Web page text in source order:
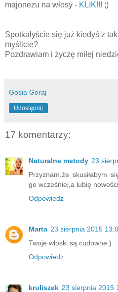
majonezu na włosy - KLIK!!! ;)
Spotkałyście się już kiedyś z
myślicie?
Pozdrawiam i życzę miłej
Gosia Goraj
Udostępnij
17 komentarzy:
Naturalne metody 23
Przyznam,że skusiłabym
go wcześniej,a lubię
Odpowiedz
Marta 23 sierpnia 2015
Twoje włoski są cudowne:)
Odpowiedz
kruliszek 23 sierpnia 2015